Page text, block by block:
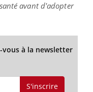
avant d'adopter
vous à la newsletter
S'inscrire